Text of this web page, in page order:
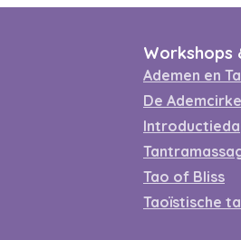
Workshops
Ademen en
De
Tao of Bliss
Taoïstische